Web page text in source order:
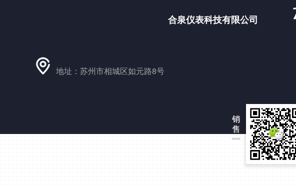
合泉仪表科技有限公司
地址：苏州市相城区如元路8号
销
售
一